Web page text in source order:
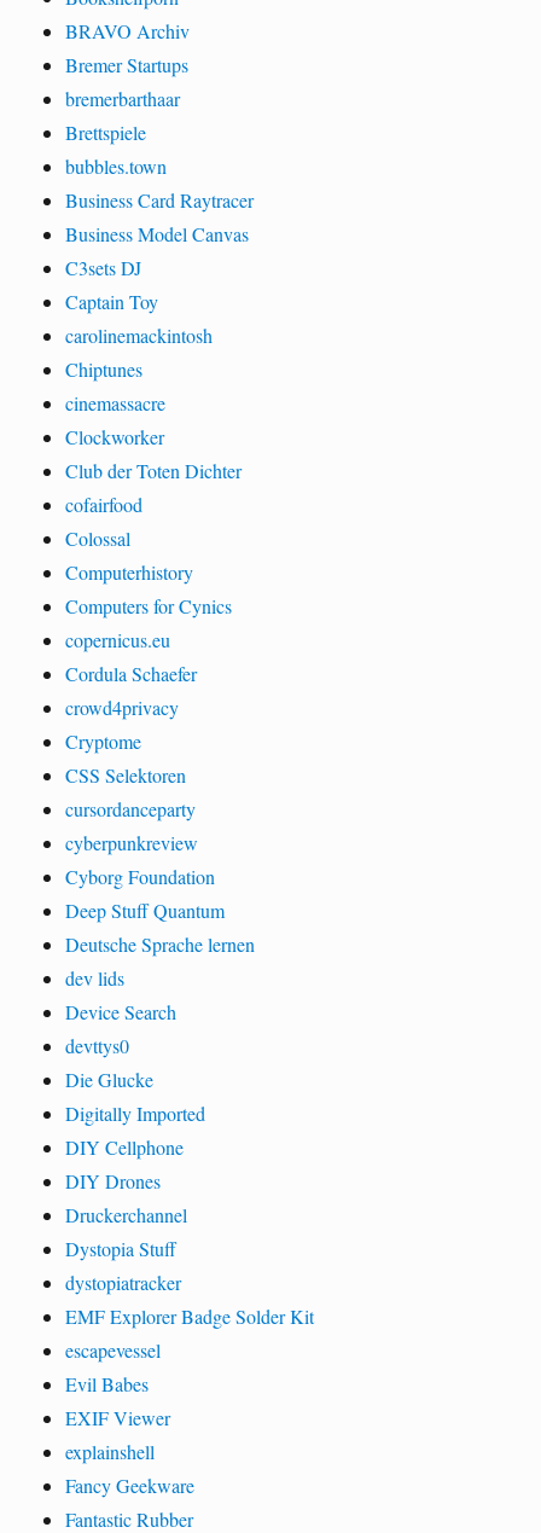
BRAVO Archiv
Bremer Startups
bremerbarthaar
Brettspiele
bubbles.town
Business Card Raytracer
Business Model Canvas
C3sets DJ
Captain Toy
carolinemackintosh
Chiptunes
cinemassacre
Clockworker
Club der Toten Dichter
cofairfood
Colossal
Computerhistory
Computers for Cynics
copernicus.eu
Cordula Schaefer
crowd4privacy
Cryptome
CSS Selektoren
cursordanceparty
cyberpunkreview
Cyborg Foundation
Deep Stuff Quantum
Deutsche Sprache lernen
dev lids
Device Search
devttys0
Die Glucke
Digitally Imported
DIY Cellphone
DIY Drones
Druckerchannel
Dystopia Stuff
dystopiatracker
EMF Explorer Badge Solder Kit
escapevessel
Evil Babes
EXIF Viewer
explainshell
Fancy Geekware
Fantastic Rubber